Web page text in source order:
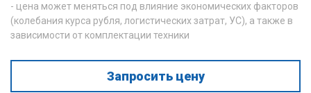
- цена может меняться под влияние экономических факторов
(колебания курса рубля, логистических затрат, УС), а также в
зависимости от комплектации техники
Запросить цену